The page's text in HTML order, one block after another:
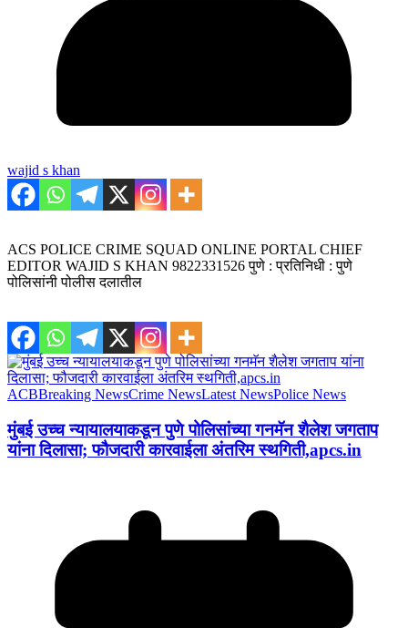
wajid s khan
ACS POLICE CRIME SQUAD ONLINE PORTAL CHIEF
EDITOR WAJID S KHAN 9822331526 पुणे : प्रतिनिधी : पुणे
पोलिसांनी पोलीस दलातील
ACBBreaking NewsCrime NewsLatest NewsPolice News
मुंबई उच्च न्यायालयाकडून पुणे पोलिसांच्या गनमॅन शैलेश जगताप
यांना दिलासा; फौजदारी कारवाईला अंतरिम स्थगिती,apcs.in